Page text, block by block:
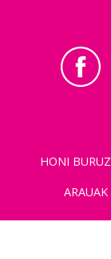
HONI BURUZ
ARAUAK